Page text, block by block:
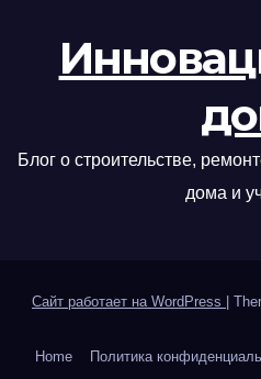
Блог о строительстве,
дома и
Сайт работает на WordPress |
Home Политика